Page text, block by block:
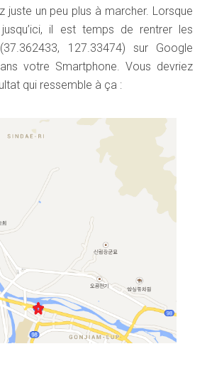
juste un peu plus à marcher. Lorsque
il est temps de rentrer les
127.33474) sur Google
votre Smartphone. Vous devriez
qui ressemble à ça :